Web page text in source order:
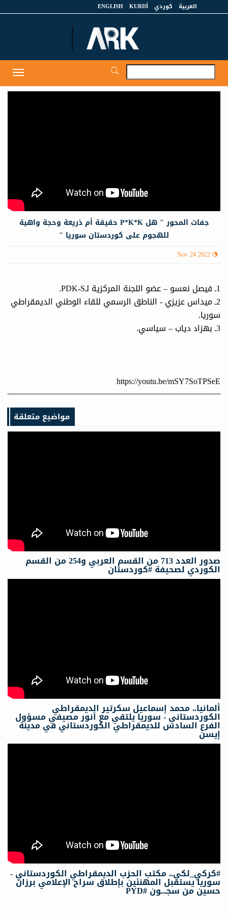
العربية كوردي KURDÎ
ENGLISH
جفات المحور " هل P*K*K حقيقة أم ذريعة وحجة واهية
للهجوم على كوردستان سوريا "
Nov 24 2022
1ـ فيصل نعسو – عضو اللجنة المركزية لـPDK-S.
2ـ ميداس عزيزي - الناطق الرسمي للقاء الوطني الديمقراطي
سوريا.
3ـ بهزاد دياب – سياسي.
https://youtu.be/mSY7SoTPSeE
مواضيع متعلقة
صدور العدد 713 من القسم العربي و254 من القسم
الكوردي لصحيفة #كوردستان
ألمانيا.. محمد إسماعيل سكرتیر الدیمقراطي
الكوردستاني - سوريا يلتقي مع أنور مصيفي مسؤول
الفرع السادس للديمقراطي الكوردستاني في مدينة
إيسن
#كركي_لكي.. مكتب الحزب الديمقراطي الكوردستاني -
سوريا يستقبل المهنئين بإطلاق سراح الإعلامي برزان
حسين من سجـ.ـون #PYD